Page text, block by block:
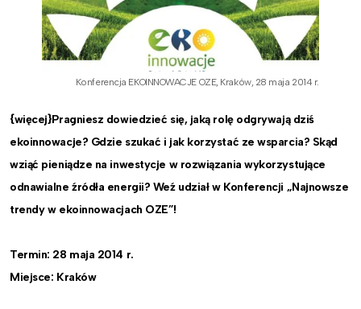
Konferencja EKOINNOWACJE OZE, Kraków, 28 maja 2014 r.
{więcej}Pragniesz dowiedzieć się, jaką rolę odgrywają dziś
ekoinnowacje? Gdzie szukać i jak korzystać ze wsparcia? Skąd
wziąć pieniądze na inwestycje w rozwiązania wykorzystujące
odnawialne źródła energii? Weź udział w Konferencji „Najnowsze
trendy w ekoinnowacjach OZE”!
Termin: 28 maja 2014 r.
Miejsce: Kraków